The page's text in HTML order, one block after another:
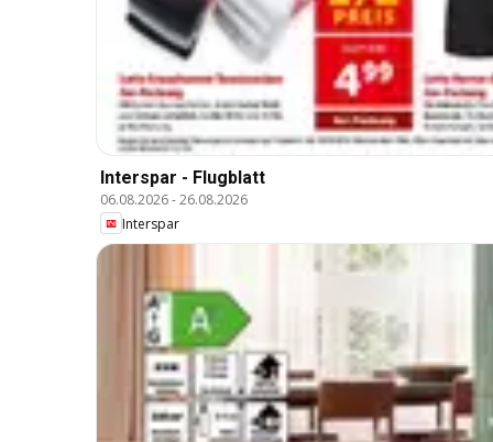
Interspar - Flugblatt
06.08.2026-26.08.2026
Interspar